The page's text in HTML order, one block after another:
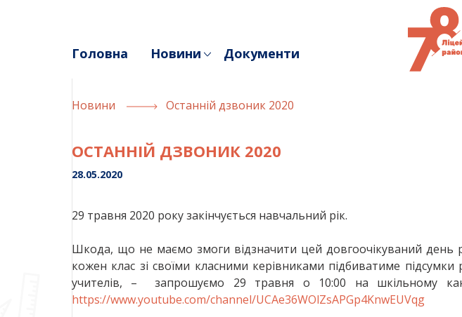
Головна Новини Документи
Новини Останній дзвоник 2020
ОСТАННІЙ ДЗВОНИК 2020
28.05.2020
29 травня 2020 року закінчується навчальний рік.
Шкода, що не маємо змоги відзначити цей довгоочікуваний день
кожен клас зі своїми класними керівниками підбиватиме
учителів, – запрошуємо 29 травня о 10:00 на шкільному
https://www.youtube.com/channel/UCAe36WOlZsAPGp4KnwEUVqg